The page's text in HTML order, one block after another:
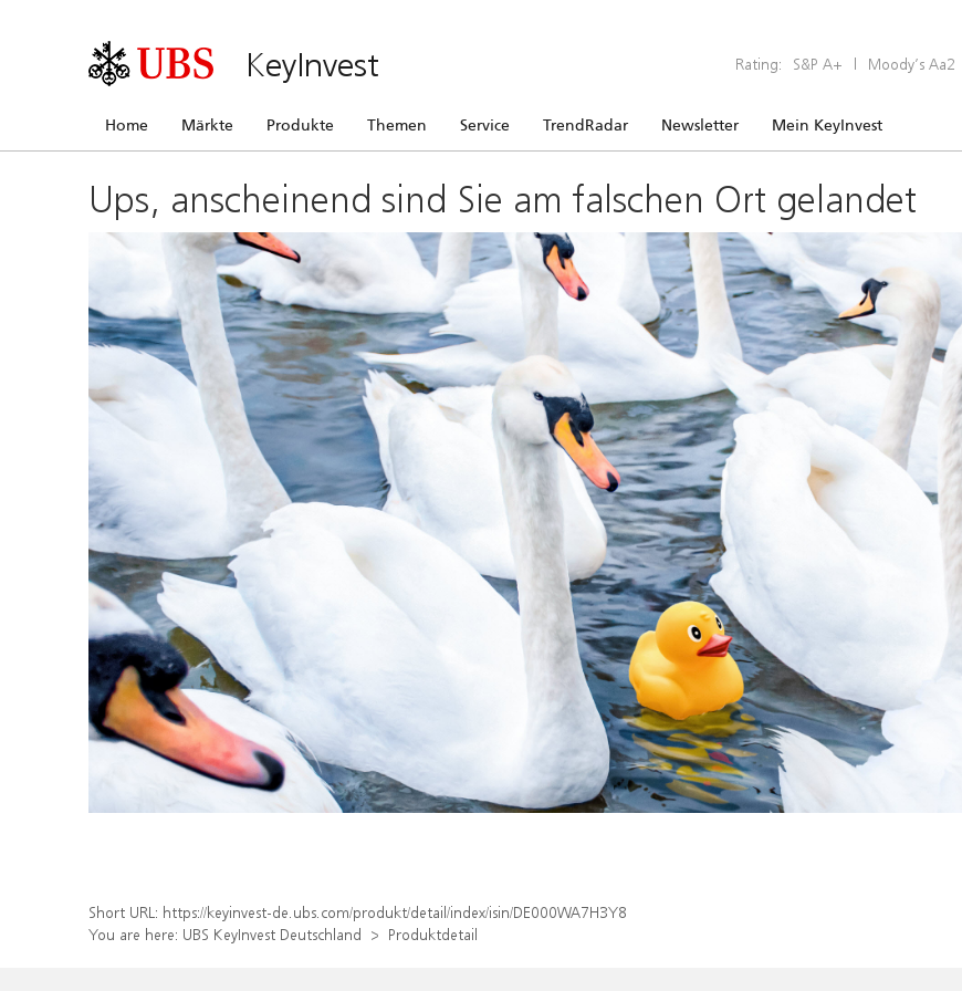
KeyInvest Rating: S&P A+ | Moody’s Aa2
Home Märkte Produkte Themen Service TrendRadar Newsletter Mein KeyInvest
Ups, anscheinend sind Sie am falschen Ort gelandet
Short URL: https://keyinvest-de.ubs.com/produkt/detail/index/isin/DE000WA7H3Y8
You are here: UBS KeyInvest Deutschland Produktdetail